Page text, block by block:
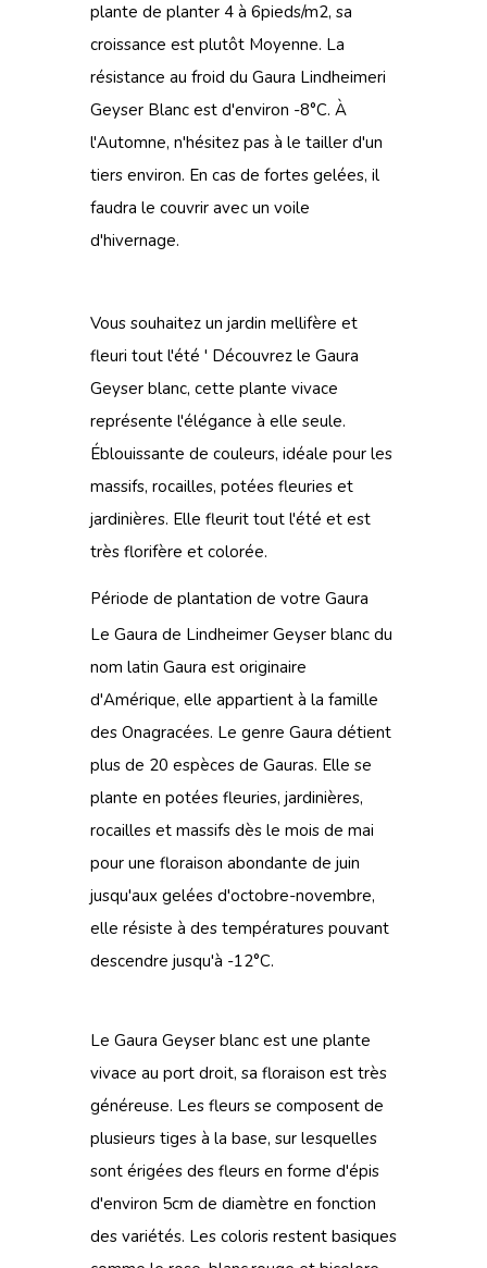
plante de planter 4 à 6pieds/m2, sa
croissance est plutôt Moyenne. La
résistance au froid du Gaura Lindheimeri
Geyser Blanc est d'environ -8°C. À
l'Automne, n'hésitez pas à le tailler d'un
tiers environ. En cas de fortes gelées, il
faudra le couvrir avec un voile
d'hivernage.
Vous souhaitez un jardin mellifère et
fleuri tout l'été ' Découvrez le Gaura
Geyser blanc, cette plante vivace
représente l'élégance à elle seule.
Éblouissante de couleurs, idéale pour les
massifs, rocailles, potées fleuries et
jardinières. Elle fleurit tout l'été et est
très florifère et colorée.
Période de plantation de votre Gaura
Le Gaura de Lindheimer Geyser blanc du
nom latin Gaura est originaire
d'Amérique, elle appartient à la famille
des Onagracées. Le genre Gaura détient
plus de 20 espèces de Gauras. Elle se
plante en potées fleuries, jardinières,
rocailles et massifs dès le mois de mai
pour une floraison abondante de juin
jusqu'aux gelées d'octobre-novembre,
elle résiste à des températures pouvant
descendre jusqu'à -12°C.
Le Gaura Geyser blanc est une plante
vivace au port droit, sa floraison est très
généreuse. Les fleurs se composent de
plusieurs tiges à la base, sur lesquelles
sont érigées des fleurs en forme d'épis
d'environ 5cm de diamètre en fonction
des variétés. Les coloris restent basiques